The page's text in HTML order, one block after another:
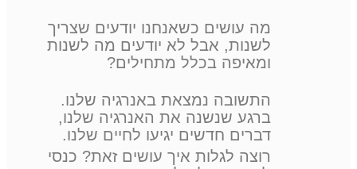
מה עושים כשאנחנו יודעים שצריך
לשנות, אבל לא יודעים מה לשנות
ומאיפה בכלל מתחילים?
התשובה נמצאת באנרגיה שלנו.
ברגע שנשנה את האנרגיה שלנו,
דברים חדשים יגיעו לחיים שלנו.
רוצה לגלות איך עושים זאת? כנסי